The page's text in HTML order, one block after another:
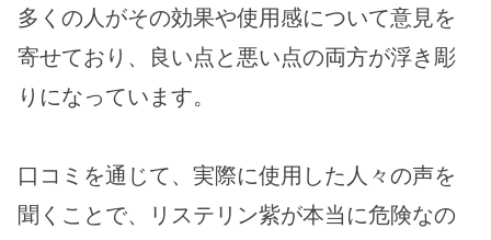
多くの人がその効果や使用感について意見を
寄せており、良い点と悪い点の両方が浮き彫
りになっています。
口コミを通じて、実際に使用した人々の声を
聞くことで、リステリン紫が本当に危険なの